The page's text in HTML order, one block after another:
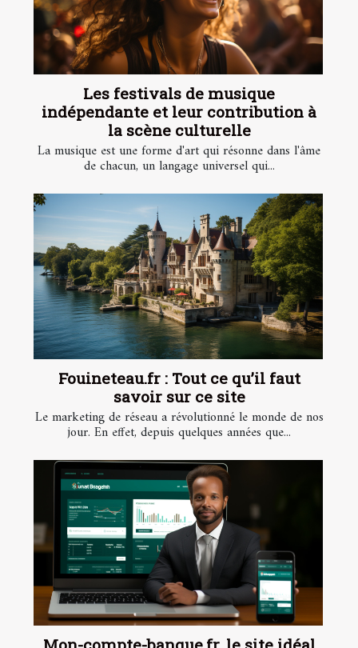
Les festivals de musique
indépendante et leur contribution à
la scène culturelle
La musique est une forme d'art qui résonne dans l'âme
de chacun, un langage universel qui...
Fouineteau.fr : Tout ce qu’il faut
savoir sur ce site
Le marketing de réseau a révolutionné le monde de nos
jour. En effet, depuis quelques années que...